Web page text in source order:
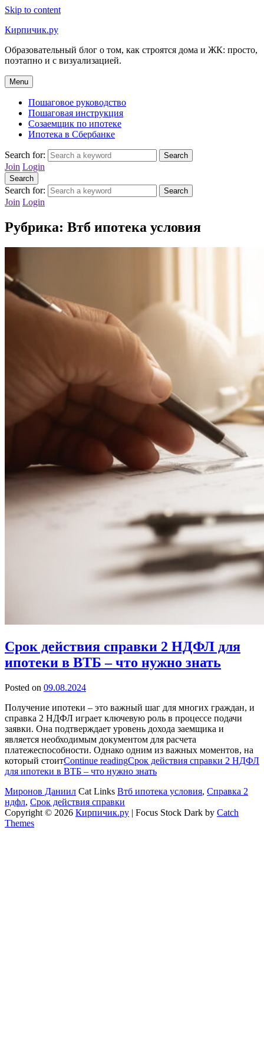
Skip to content
Кирпичик.ру
Образовательный блог о том, как строятся дома и ЖК: просто,
поэтапно и с визуализацией.
Menu
Пошаговое руководство
Пошаговая инструкция
Созаемщик по ипотеке
Ипотека в Сбербанке
Search for: Search
Join Login
Search
Search for: Search
Join Login
Рубрика: Втб ипотека условия
Срок действия справки 2 НДФЛ для
ипотеки в ВТБ – что нужно знать
Posted on 09.08.2024
Получение ипотеки – это важный шаг для многих граждан, и
справка 2 НДФЛ играет ключевую роль в процессе подачи
заявки. Она подтверждает уровень дохода заемщика и
является необходимым документом для расчета
платежеспособности. Однако одним из важных моментов, на
который стоитContinue readingСрок действия справки 2 НДФЛ
для ипотеки в ВТБ – что нужно знать
Миронов Даниил Cat Links Втб ипотека условия, Справка 2
ндфл, Срок действия справки
Copyright © 2026 Кирпичик.ру | Focus Stock Dark by Catch
Themes